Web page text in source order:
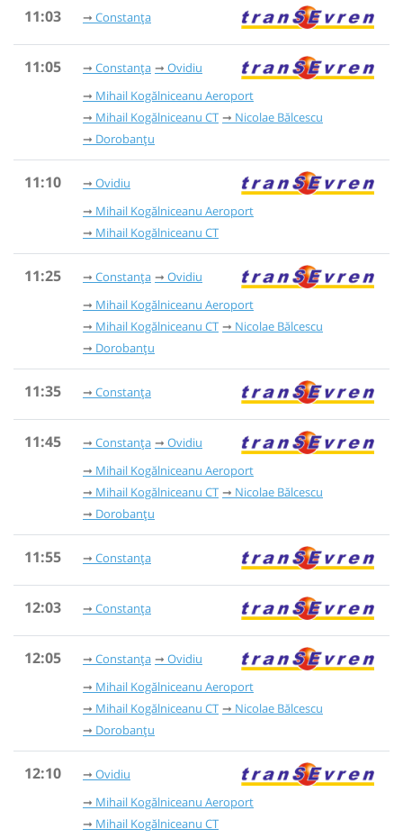
11:03 Constanța
11:05 Constanța
Ovidiu
Mihail Kogălniceanu Aeroport
Mihail Kogălniceanu CT
Nicolae Bălcescu
Dorobanțu
11:10
Ovidiu
Mihail Kogălniceanu Aeroport
Mihail Kogălniceanu CT
11:25 Constanța
Ovidiu
Mihail Kogălniceanu Aeroport
Mihail Kogălniceanu CT
Nicolae Bălcescu
Dorobanțu
11:35 Constanța
11:45 Constanța
Ovidiu
Mihail Kogălniceanu Aeroport
Mihail Kogălniceanu CT
Nicolae Bălcescu
Dorobanțu
11:55 Constanța
12:03 Constanța
12:05 Constanța
Ovidiu
Mihail Kogălniceanu Aeroport
Mihail Kogălniceanu CT
Nicolae Bălcescu
Dorobanțu
12:10
Ovidiu
Mihail Kogălniceanu Aeroport
Mihail Kogălniceanu CT